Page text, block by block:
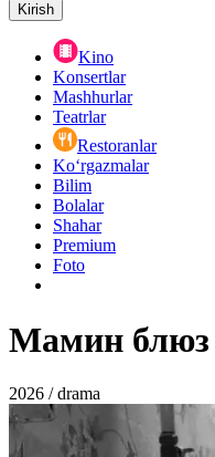
Kirish
Kino
Konsertlar
Mashhurlar
Teatrlar
Restoranlar
Ko‘rgazmalar
Bilim
Bolalar
Shahar
Premium
Foto
Мамин блюз
2026 / drama